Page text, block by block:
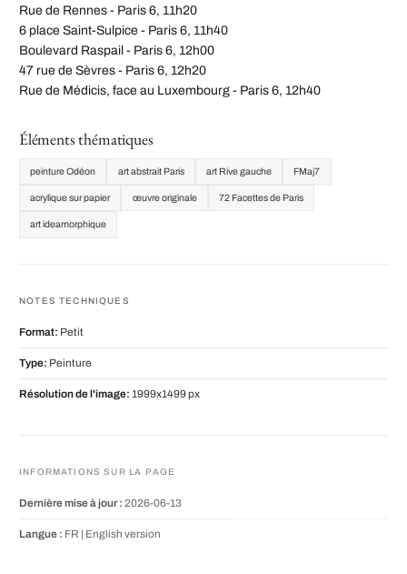
Rue de Rennes - Paris 6, 11h20
6 place Saint-Sulpice - Paris 6, 11h40
Boulevard Raspail - Paris 6, 12h00
47 rue de Sèvres - Paris 6, 12h20
Rue de Médicis, face au Luxembourg - Paris 6, 12h40
Éléments thématiques
peinture Odéon art abstrait Paris art Rive gauche FMaj7
acrylique sur papier œuvre originale 72 Facettes de Paris
art ideamorphique
NOTES TECHNIQUES
Format: Petit
Type: Peinture
Résolution de l'image: 1999x1499 px
INFORMATIONS SUR LA PAGE
Dernière mise à jour : 2026-06-13
Langue : FR | English version